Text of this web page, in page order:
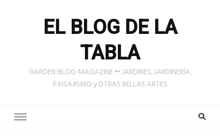
EL BLOG DE LA
TABLA
GARDEN-BLOG-MAGAZINE •• JARDINES, JARDINERÍA,
PAISAJISMO y OTRAS BELLAS ARTES